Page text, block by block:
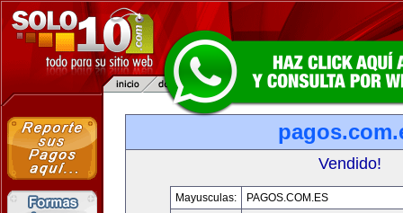
Vendido!
Mayusculas:
PAGOS.COM.ES